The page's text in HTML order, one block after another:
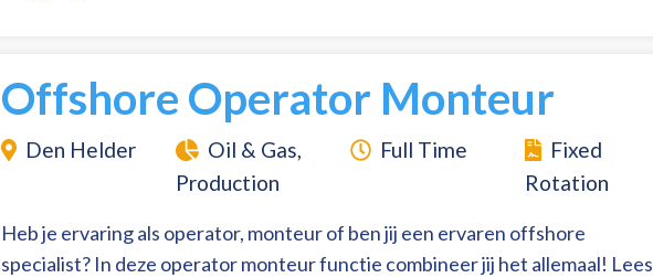
Offshore Operator Monteur
Den Helder
Oil & Gas,
Production
Full Time
Fixed
Rotation
Heb je ervaring als operator, monteur of ben jij een ervaren offshore
specialist? In deze operator monteur functie combineer jij het allemaal! Lees